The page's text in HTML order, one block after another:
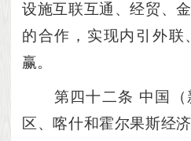
设施互联互通、经贸、
的合作，实现内引外联
赢。
第四十二条 中国（
区、喀什和霍尔果斯经